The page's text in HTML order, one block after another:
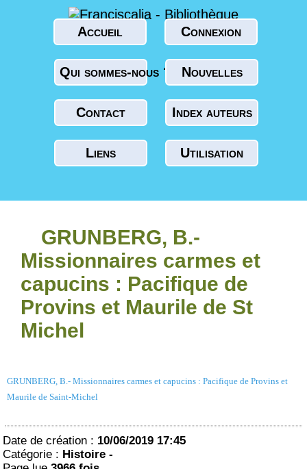
Accueil Connexion
Qui sommes-nous ? Nouvelles
Contact Index auteurs
Liens Utilisation
GRUNBERG, B.-
Missionnaires carmes et
capucins : Pacifique de
Provins et Maurile de St
Michel
GRUNBERG, B.- Missionnaires carmes et capucins : Pacifique de Provins et
Maurile de Saint-Michel
Date de création : 10/06/2019 17:45
Catégorie : Histoire -